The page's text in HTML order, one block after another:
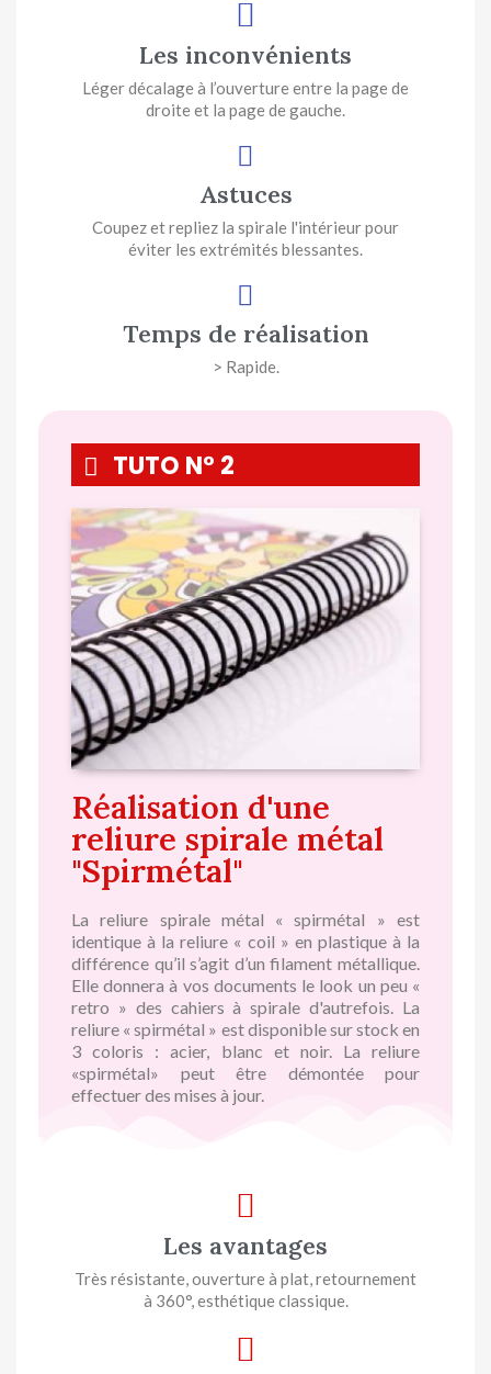
Les inconvénients
Léger décalage à l’ouverture entre la page de
droite et la page de gauche.
Astuces
Coupez et repliez la spirale l'intérieur pour
éviter les extrémités blessantes.
Temps de réalisation
> Rapide.
TUTO N° 2
Réalisation d'une
reliure spirale métal
"Spirmétal"
La reliure spirale métal « spirmétal » est
identique à la reliure « coil » en plastique à la
différence qu’il s’agit d’un filament métallique.
Elle donnera à vos documents le look un peu «
retro » des cahiers à spirale d'autrefois. La
reliure « spirmétal » est disponible sur stock en
3 coloris : acier, blanc et noir. La reliure
«spirmétal» peut être démontée pour
effectuer des mises à jour.
Les avantages
Très résistante, ouverture à plat, retournement
à 360°, esthétique classique.